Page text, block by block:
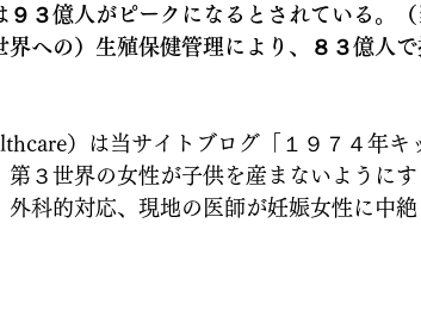
３億人がピークになるとされている。
界への）生殖保健管理により、８３億人
）は当サイトブログ「１９７４年キ
第３世界の女性が子供を産まないように
科的対応、現地の医師が妊娠女性に中絶